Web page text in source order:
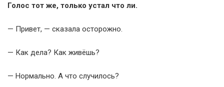
Голос тот же, только устал что ли.
— Привет, — сказала осторожно.
— Как дела? Как живёшь?
— Нормально. А что случилось?